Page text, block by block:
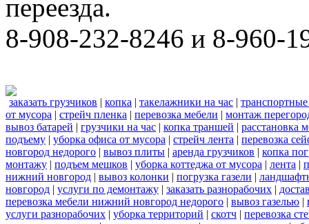
переезда.
8-908-232-8246 и 8-960-
заказать грузчиков | копка | такелажники на час |
от мусора | стрейч пленка | перевозка мебели | монтаж
вывоз батарей | грузчики на час | копка траншей | расстановка
подъему | уборка офиса от мусора | стрейч лента | перевозка
новгород недорого | вывоз плиты | аренда грузчиков | копка
монтажу | подъем мешков | уборка коттеджа от мусора | лента |
нижний новгород | вывоз колонки | погрузка газели |
новгород | услуги по демонтажу | заказать разнорабочих |
перевозка мебели нижний новгород недорого | вывоз газелью |
услуги разнорабочих | уборка территорий | скотч | перевозка